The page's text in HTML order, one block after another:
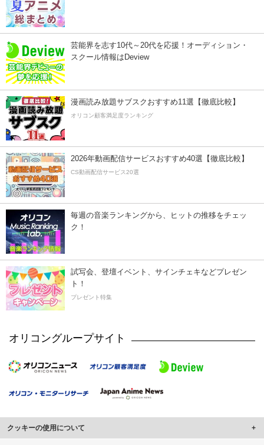
芸能界を志す10代～20代を応援！オーディション・
スクール情報はDeview
漫画読み放題サブスクおすすめ11選【徹底比較】
オリコン顧客満足度ランキング
2026年動画配信サービスおすすめ40選【徹底比較】
CS動画配信サービス20選
毎週の音楽ランキングから、ヒットの推移をチェッ
ク！
試写会、登壇イベント、サインチェキなどプレゼン
ト！
プレゼント特集
オリコングループサイト
クッキーの使用について